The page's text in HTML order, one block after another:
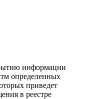
информации
определенных
приведет
в реестре